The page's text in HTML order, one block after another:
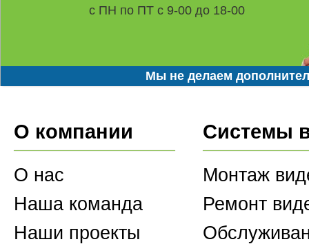
с ПН по ПТ с 9-00 до 18-00
Мы не делаем
О компании
О нас
Наша команда
Наши проекты
Системы
Монтаж
Ремонт